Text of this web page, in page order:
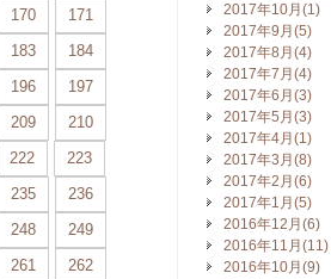
170
171
183
184
196
197
209
210
222
223
235
236
248
249
261
262
2017年10月(1)
2017年9月(5)
2017年8月(4)
2017年7月(4)
2017年6月(3)
2017年5月(3)
2017年4月(1)
2017年3月(8)
2017年2月(6)
2017年1月(5)
2016年12月(6)
2016年11月(11)
2016年10月(9)